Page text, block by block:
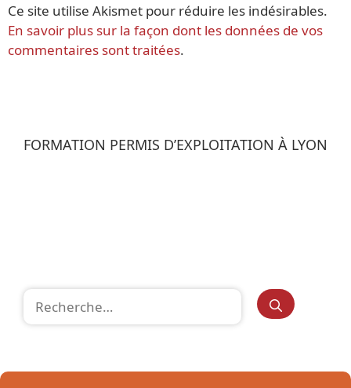
Ce site utilise Akismet pour réduire les indésirables.
En savoir plus sur la façon dont les données de vos
commentaires sont traitées.
FORMATION PERMIS D’EXPLOITATION À LYON